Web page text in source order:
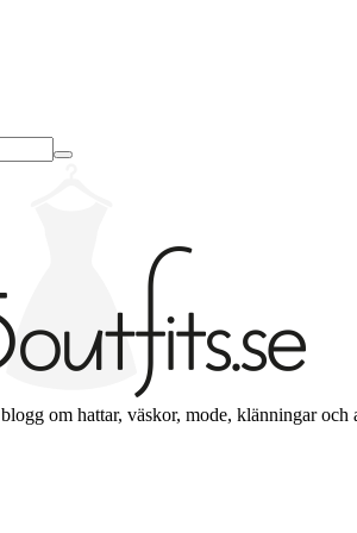
om hattar, väskor, mode, klänningar och